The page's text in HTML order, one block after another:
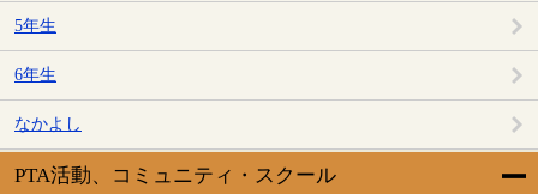
5年生
6年生
なかよし
PTA活動、コミュニティ・スクール